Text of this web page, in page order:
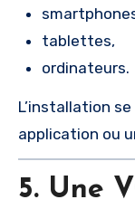
tablettes,
ordinateurs.
L’installation
application ou
5. Une